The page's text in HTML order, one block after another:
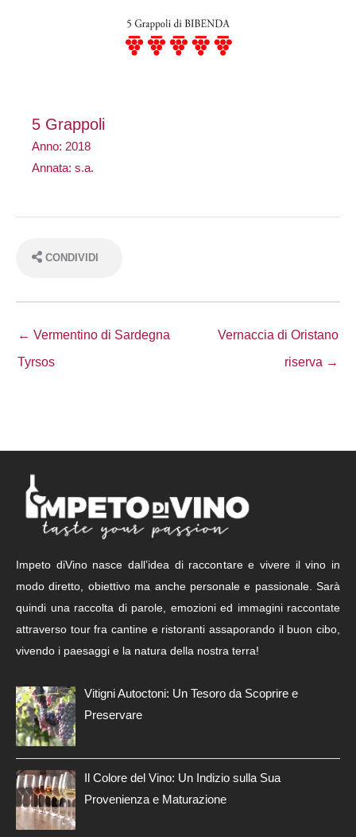
5 Grappoli
Anno: 2018
Annata: s.a.
CONDIVIDI
← Vermentino di Sardegna
Tyrsos
Vernaccia di Oristano
riserva →
Impeto diVino nasce dall’idea di raccontare e vivere il vino in
modo diretto, obiettivo ma anche personale e passionale. Sarà
quindi una raccolta di parole, emozioni ed immagini raccontate
attraverso tour fra cantine e ristoranti assaporando il buon cibo,
vivendo i paesaggi e la natura della nostra terra!
Vitigni Autoctoni: Un Tesoro da Scoprire e
Preservare
Il Colore del Vino: Un Indizio sulla Sua
Provenienza e Maturazione